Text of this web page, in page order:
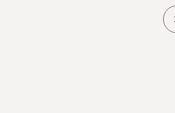
ЗАКАЗАТЬ ТОРТ